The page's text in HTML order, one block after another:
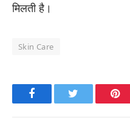
मिलती है।
Skin Care
FacebookTwitter